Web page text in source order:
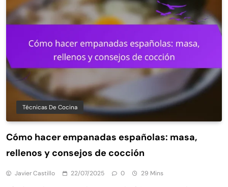
Técnicas De Cocina
Cómo hacer empanadas españolas: masa,
rellenos y consejos de cocción
Javier Castillo 22/07/2025 0 29 Mins